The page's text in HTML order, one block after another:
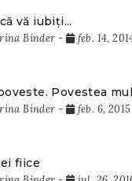
vă iubiți...
Binder - feb. 14,
Povestea
Binder - feb. 6, 2015
fiice